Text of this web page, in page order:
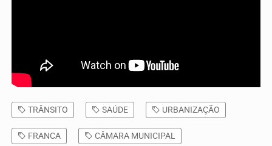
TRÂNSITO SAÚDE URBANIZAÇÃO
FRANCA CÂMARA MUNICIPAL